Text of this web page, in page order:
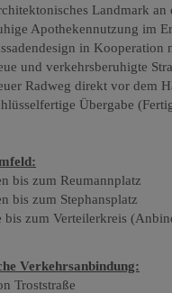
Landmark an
Apothekennutzung im
in
und verkehrsberuhigte
Radweg direkt vor dem
Übergabe
bis zum Reumannplatz
bis zum Stephansplatz
bis zum Verteilerkreis
Verkehrsanbindung:
Troststraße